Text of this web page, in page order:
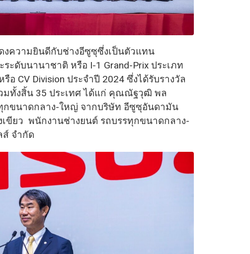
งความยินดีกับช่างอีซูซุซึ่งเป็นตัวแทน
ะดับนานาชาติ หรือ I-1 Grand-Prix ประเภท
CV Division ประจำปี 2024 ซึ่งได้รับรางวัล
มทั้งสิ้น 35 ประเทศ ได้แก่ คุณณัฐวุฒิ พล
ขนาดกลาง-ใหญ่ จากบริษัท อีซูซุอันดามัน
ขียว พนักงานช่างยนต์ รถบรรทุกขนาดกลาง-
จำกัด